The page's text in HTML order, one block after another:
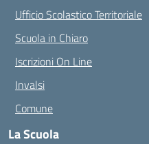
Ufficio Scolastico Territoriale
Scuola in Chiaro
Iscrizioni On Line
Invalsi
Comune
La Scuola